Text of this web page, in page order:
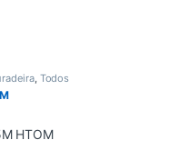
, Todos